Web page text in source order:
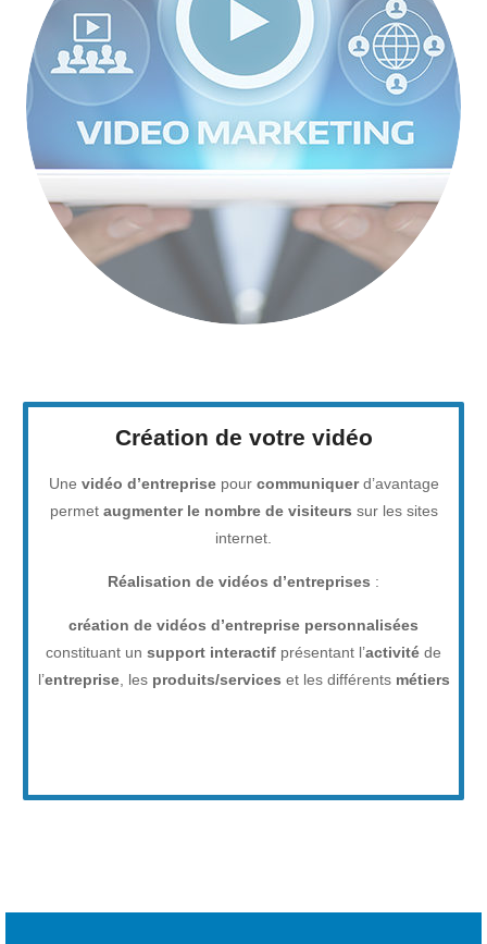
Création de votre vidéo
Une vidéo d’entreprisepour communiquerd’avantage
permet augmenter le nombre de visiteurs sur les sites
internet.
Réalisation de vidéos d’entreprises :
création de vidéos d’entreprise personnalisées
constituant un support interactif présentant l’activité de
l’entreprise, les produits/services et les différents métiers